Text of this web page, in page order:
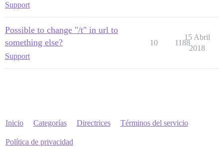
Support
Possible to change "/t" in url to
something else?
Support
10 1188
15 Abril
2018
Inicio Categorías Directrices Términos del servicio
Política de privacidad